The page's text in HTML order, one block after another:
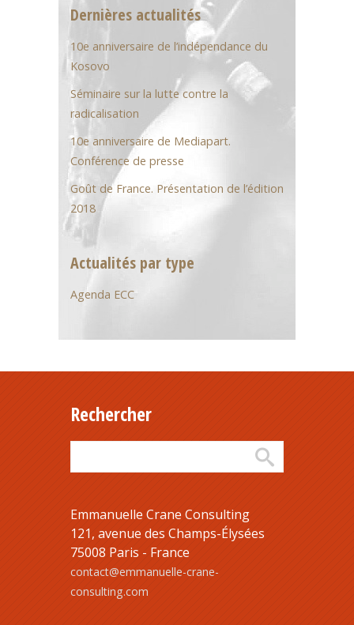
Dernières actualités
10e anniversaire de l’indépendance du
Kosovo
Séminaire sur la lutte contre la
radicalisation
10e anniversaire de Mediapart.
Conférence de presse
Goût de France. Présentation de l’édition
2018
Actualités par type
Agenda ECC
Rechercher
Emmanuelle Crane Consulting
121, avenue des Champs-Élysées
75008 Paris - France
contact@emmanuelle-crane-
consulting.com